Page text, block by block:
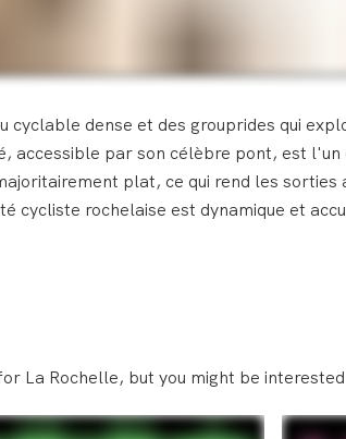
cyclable dense et des grouprides qui
accessible par son célèbre pont, est
plat, ce qui rend les sorties
cycliste rochelaise est dynamique et
La Rochelle, but you might be